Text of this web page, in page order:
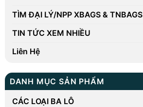
TÌM ĐẠI LÝ/NPP XBAGS & TNBAGS
TIN TỨC XEM NHIỀU
Liên Hệ
DANH MỤC SẢN PHẨM
CÁC LOẠI BA LÔ